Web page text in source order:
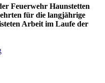
Feuerwehr Haunstetten
für die langjährige
Arbeit im Laufe der